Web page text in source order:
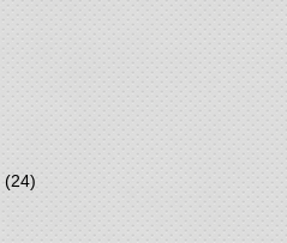
(24)